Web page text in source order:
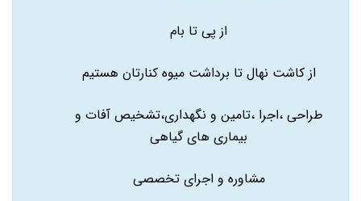
از پی تا بام
از کاشت نهال تا برداشت میوه کنارتان هستیم
طراحی ،اجرا ،تامین و نگهداری،تشخیص آفات و
بیماری های گیاهی
مشاوره و اجرای تخصصی